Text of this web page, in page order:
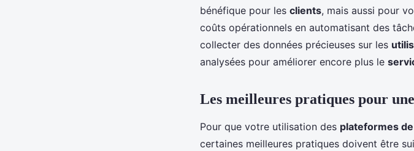
bénéfique pour les clients, mais aussi pour
coûts opérationnels en automatisant des
collecter des données précieuses sur les
analysées pour améliorer encore plus le
Les meilleures pratiques pour
Pour que votre utilisation des plateformes
certaines meilleures pratiques doivent être